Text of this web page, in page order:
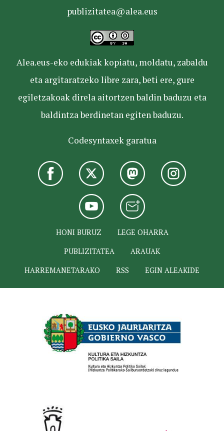
publizitatea@alea.eus
Alea.eus-eko edukiak kopiatu, moldatu, zabaldu
eta argitaratzeko libre zara, beti ere, gure
egiletzakoak direla aitortzen baldin baduzu eta
baldintza berdinetan egiten baduzu.
Codesyntaxek garatua
HONI BURUZ
LEGE OHARRA
PUBLIZITATEA
ARAUAK
HARREMANETARAKO
RSS EGIN ALEAKIDE